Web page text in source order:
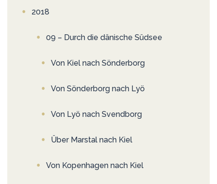
2018
09 – Durch die dänische Südsee
Von Kiel nach Sönderborg
Von Sönderborg nach Lyö
Von Lyö nach Svendborg
Über Marstal nach Kiel
Von Kopenhagen nach Kiel